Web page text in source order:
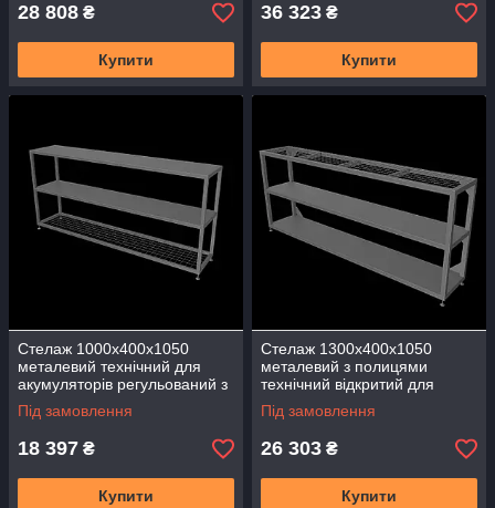
28 808 ₴
Купити
36 323 ₴
Купити
Стелаж 1000х400х1050
металевий технічний для
акумуляторів регульований з
полицею відкритий в гараж
склад
Під замовлення
18 397 ₴
Купити
Стелаж 1300х400х1050
металевий з полицями
технічний відкритий для
обладнання сталевий
посилений
Під замовлення
26 303 ₴
Купити